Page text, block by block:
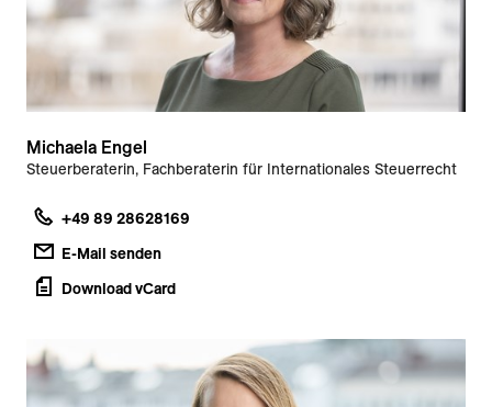
Michaela Engel
Steuerberaterin, Fachberaterin für Internationales Steuerrecht
+49 89 28628169
E-Mail senden
Download vCard